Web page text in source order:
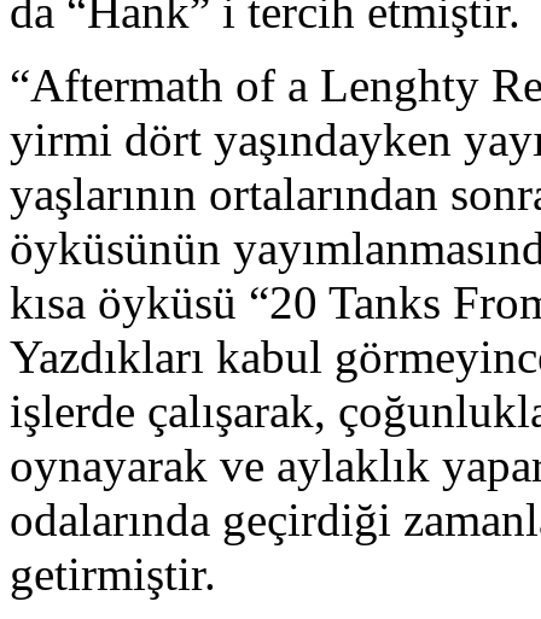
da “Hank” i tercih etmiştir.
“Aftermath of a Lenghty
yirmi dört yaşındayken
yaşlarının ortalarından
öyküsünün
kısa öyküsü “20 Tanks
Yazdıkları kabul
işlerde çalışarak,
oynayarak ve aylaklık
odalarında geçirdiği
getirmiştir.